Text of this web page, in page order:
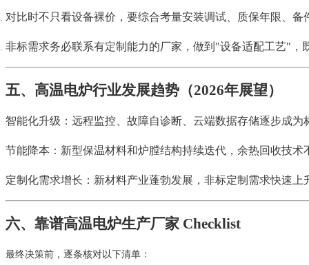
对比时不只看设备裸价，要综合考量安装调试、质保年限、备
非标需求务必联系有定制能力的厂家，做到"设备适配工艺"，
五、高温电炉行业发展趋势（2026年展望）
智能化升级：远程监控、故障自诊断、云端数据存储逐步成为
节能降本：新型保温材料和炉膛结构持续迭代，余热回收技术
定制化需求增长：新材料产业蓬勃发展，非标定制需求快速
六、靠谱高温电炉生产厂家 Checklist
最终决策前，逐条核对以下清单：